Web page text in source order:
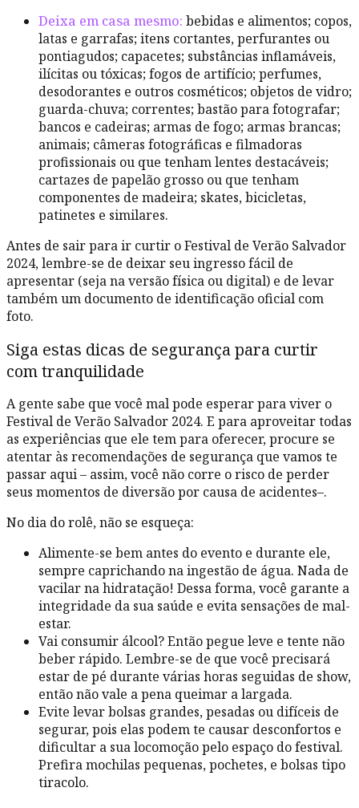
Deixa em casa mesmo: bebidas e alimentos; copos,
latas e garrafas; itens cortantes, perfurantes ou
pontiagudos; capacetes; substâncias inflamáveis,
ilícitas ou tóxicas; fogos de artifício; perfumes,
desodorantes e outros cosméticos; objetos de vidro;
guarda-chuva; correntes; bastão para fotografar;
bancos e cadeiras; armas de fogo; armas brancas;
animais; câmeras fotográficas e filmadoras
profissionais ou que tenham lentes destacáveis;
cartazes de papelão grosso ou que tenham
componentes de madeira; skates, bicicletas,
patinetes e similares.
Antes de sair para ir curtir o Festival de Verão Salvador
2024, lembre-se de deixar seu ingresso fácil de
apresentar (seja na versão física ou digital) e de levar
também um documento de identificação oficial com
foto.
Siga estas dicas de segurança para curtir
com tranquilidade
A gente sabe que você mal pode esperar para viver o
Festival de Verão Salvador 2024. E para aproveitar todas
as experiências que ele tem para oferecer, procure se
atentar às recomendações de segurança que vamos te
passar aqui – assim, você não corre o risco de perder
seus momentos de diversão por causa de acidentes–.
No dia do rolê, não se esqueça:
Alimente-se bem antes do evento e durante ele,
sempre caprichando na ingestão de água. Nada de
vacilar na hidratação! Dessa forma, você garante a
integridade da sua saúde e evita sensações de mal-
estar.
Vai consumir álcool? Então pegue leve e tente não
beber rápido. Lembre-se de que você precisará
estar de pé durante várias horas seguidas de show,
então não vale a pena queimar a largada.
Evite levar bolsas grandes, pesadas ou difíceis de
segurar, pois elas podem te causar desconfortos e
dificultar a sua locomoção pelo espaço do festival.
Prefira mochilas pequenas, pochetes, e bolsas tipo
tiracolo.